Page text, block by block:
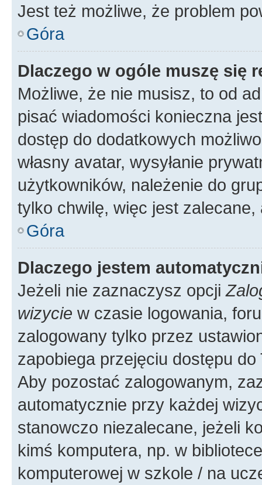
Jest też możliwe, że problem
Góra
Dlaczego w ogóle muszę się
Możliwe, że nie musisz, to od
pisać wiadomości konieczna
dostęp do dodatkowych
własny avatar, wysyłanie
użytkowników, należenie do
tylko chwilę, więc jest zalecane,
Góra
Dlaczego jestem
Jeżeli nie zaznaczysz opcji
wizycie w czasie logowania,
zalogowany tylko przez
zapobiega przejęciu dostępu
Aby pozostać zalogowanym,
automatycznie przy każdej
stanowczo niezalecane, jeżeli
kimś komputera, np. w
komputerowej w szkole / na